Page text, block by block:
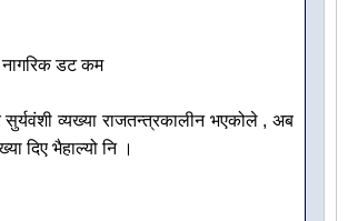
नागरिक डट कम
सुर्यवंशी व्यख्या राजतन्त्रकालीन भएकोले , अब
दिए भैहाल्यो नि ।